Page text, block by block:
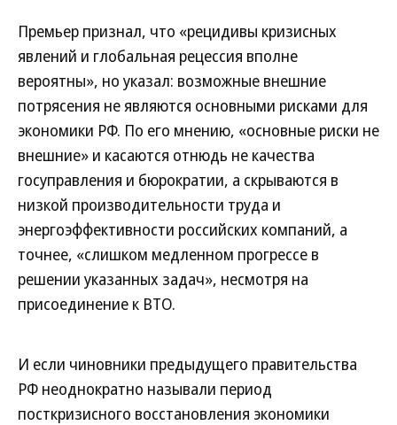
Премьер признал, что «рецидивы кризисных
явлений и глобальная рецессия вполне
вероятны», но указал: возможные внешние
потрясения не являются основными рисками для
экономики РФ. По его мнению, «основные риски не
внешние» и касаются отнюдь не качества
госуправления и бюрократии, а скрываются в
низкой производительности труда и
энергоэффективности российских компаний, а
точнее, «слишком медленном прогрессе в
решении указанных задач», несмотря на
присоединение к ВТО.
И если чиновники предыдущего правительства
РФ неоднократно называли период
посткризисного восстановления экономики